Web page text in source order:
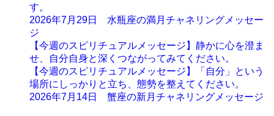
す。
2026年7月29日 水瓶座の満月チャネリングメッセー
ジ
【今週のスピリチュアルメッセージ】静かに心を澄ま
せ、自分自身と深くつながってみてください。
【今週のスピリチュアルメッセージ】「自分」という
場所にしっかりと立ち、態勢を整えてください。
2026年7月14日 蟹座の新月チャネリングメッセージ